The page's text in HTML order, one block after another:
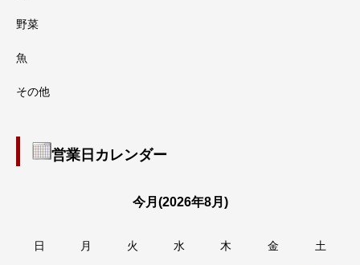
野菜
魚
その他
営業日カレンダー
今月(2026年8月)
日 月 火 水 木 金 土